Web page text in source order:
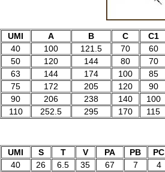
UMI A В С C1
40
100 121.5 70 60
50
120 144 80 70
63
144 174 100 85
75
172 205 120 90
90
206 238 140 100
110
252.5 295 170 115
UMI S T V PA PB PC
40
26 6.5 35 67 7 4